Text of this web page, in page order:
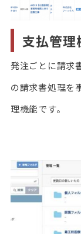
支払管理
発注ごとに請求
の請求書処理を
理機能です。